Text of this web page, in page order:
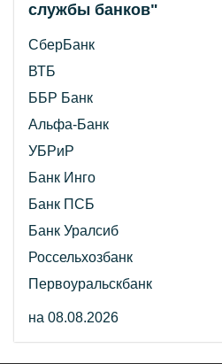
службы банков"
СберБанк
ВТБ
ББР Банк
Альфа-Банк
УБРиР
Банк Инго
Банк ПСБ
Банк Уралсиб
Россельхозбанк
Первоуральскбанк
на 08.08.2026